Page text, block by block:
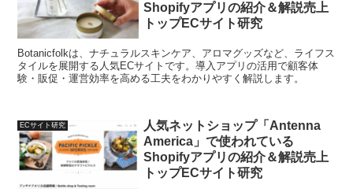
Shopifyアプリの紹介＆解説売上
トップECサイト研究
Botanicfolkは、ナチュラルスキンケア、アロマグッズなど、ライフス
タイルを展開する人気ECサイトです。導入アプリの活用で顧客体
験・販促・運営効率を高める工夫をわかりやすく解説します。
ECサイト研究
人気ネットショップ「Antenna
America」で使われている
Shopifyアプリの紹介＆解説売上
トップECサイト研究